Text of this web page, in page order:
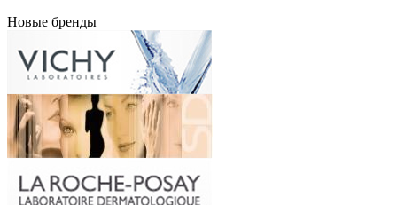
Новые бренды